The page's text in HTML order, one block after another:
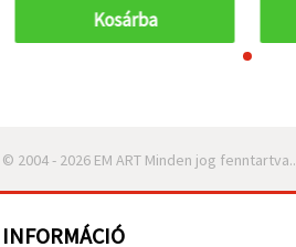
Kosárba
© 2004 - 2026 EM ART Minden jog fenntartva..
INFORMÁCIÓ